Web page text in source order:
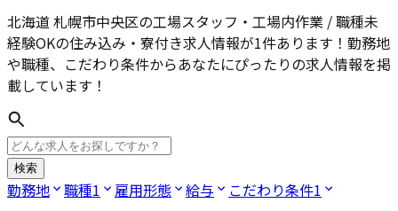
北海道 札幌市中央区の工場スタッフ・工場内作業 / 職種未
経験OKの住み込み・寮付き求人情報が1件あります！勤務地
や職種、こだわり条件からあなたにぴったりの求人情報を掲
載しています！
検索
勤務地 職種1 雇用形態 給与 こだわり条件1